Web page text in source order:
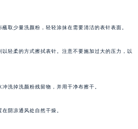
取少量洗颜粉，轻轻涂抹在需要清洁的表针表面。
轻柔的方式擦拭表针。注意不要施加过大的压力，以
洗掉洗颜粉残留物，并用干净布擦干。
阴凉通风处自然干燥。